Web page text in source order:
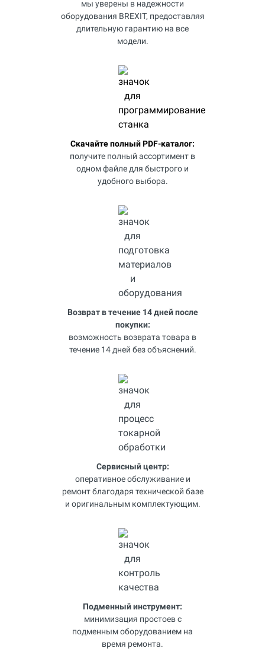
мы уверены в надежности
оборудования BREXIT, предоставляя
длительную гарантию на все
модели.
Скачайте полный PDF-каталог:
получите полный ассортимент в
одном файле для быстрого и
удобного выбора.
Возврат в течение 14 дней после
покупки:
возможность возврата товара в
течение 14 дней без объяснений.
Сервисный центр:
оперативное обслуживание и
ремонт благодаря технической базе
и оригинальным комплектующим.
Подменный инструмент:
минимизация простоев с
подменным оборудованием на
время ремонта.